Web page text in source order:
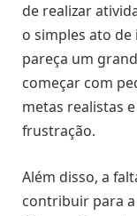
de realizar
o simples ato
pareça um
começar com
metas realistas
frustração.
Além disso, a
contribuir para